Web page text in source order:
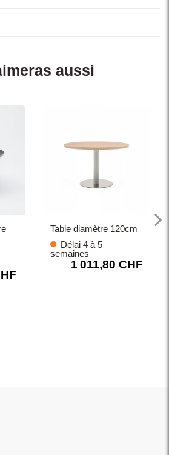
aussi
Table diamètre 120cm
Délai 4 à 5
semaines
1 011,80 CHF